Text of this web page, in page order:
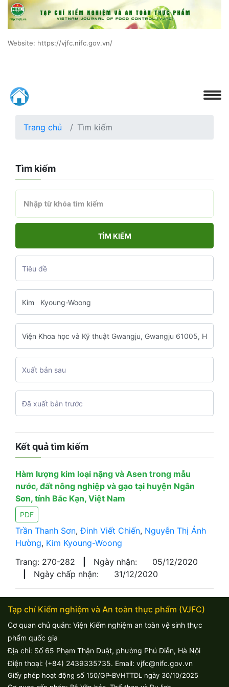
Website: https://vjfc.nifc.gov.vn/
Trang chủ Tìm kiếm
Tìm kiếm
TÌM KIẾM
Kết quả tìm kiếm
Hàm lượng kim loại nặng và Asen trong mẫu
nước, đất nông nghiệp và gạo tại huyện Ngân
Sơn, tỉnh Bắc Kạn, Việt Nam
PDF
Trần Thanh Sơn,Đinh Viết Chiến, Nguyễn Thị Ánh
Hường, Kim Kyoung-Woong
Trang: 270-282
Ngày nhận:
05/12/2020
Ngày chấp nhận: 31/12/2020
Tạp chí Kiểm nghiệm và An toàn thực phẩm (VJFC)
Cơ quan chủ quản: Viện Kiểm nghiệm an toàn vệ sinh thực
phẩm quốc gia
Địa chỉ: Số 65 Phạm Thận Duật, phường Phú Diễn, Hà Nội
Điện thoại: (+84) 2439335735. Email: vjfc@nifc.gov.vn
Giấy phép hoạt động số 150/GP-BVHTTDL ngày 30/10/2025